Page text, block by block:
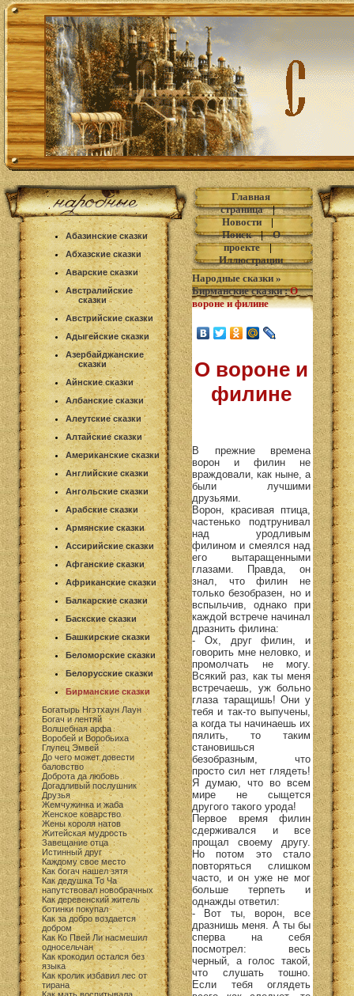
Абазинские сказки
Абхазские сказки
Аварские сказки
Австралийские
сказки
Австрийские сказки
Адыгейские сказки
Азербайджанские
сказки
Айнские сказки
Албанские сказки
Алеутские сказки
Алтайские сказки
Американские сказки
Английские сказки
Ангольские сказки
Арабские сказки
Армянские сказки
Ассирийские сказки
Афганские сказки
Африканские сказки
Балкарские сказки
Баскские сказки
Башкирские сказки
Беломорские сказки
Белорусские сказки
Бирманские сказки
Богатырь Нгэтхаун Лаун
Богач и лентяй
Волшебная арфа
Воробей и Воробьиха
Глупец Эмвей
До чего может довести
баловство
Доброта да любовь
Догадливый послушник
Друзья
Жемчужинка и жаба
Женское коварство
Жены короля натов
Житейская мудрость
Завещание отца
Истинный друг
Каждому свое место
Как богач нашел зятя
Как дедушка То Ча
напутствовал новобрачных
Как деревенский житель
ботинки покупал
Как за добро воздается
добром
Как Ко Пвей Ли насмешил
односельчан
Как крокодил остался без
языка
Как кролик избавил лес от
тирана
Главная
страница|
Новости|
Поиск|О
проекте|
Иллюстрации
Народные сказки »
Бирманские сказки: О
вороне и филине
О вороне и
филине
В прежние времена
ворон и филин не
враждовали, как ныне, а
были лучшими
друзьями.
Ворон, красивая птица,
частенько подтрунивал
над уродливым
филином и смеялся над
его вытаращенными
глазами. Правда, он
знал, что филин не
только безобразен, но и
вспыльчив, однако при
каждой встрече начинал
дразнить филина:
- Ох, друг филин, и
говорить мне неловко, и
промолчать не могу.
Всякий раз, как ты меня
встречаешь, уж больно
глаза таращишь! Они у
тебя и так-то выпучены,
а когда ты начинаешь их
пялить, то таким
становишься
безобразным, что
просто сил нет глядеть!
Я думаю, что во всем
мире не сыщется
другого такого урода!
Первое время филин
сдерживался и все
прощал своему другу.
Но потом это стало
повторяться слишком
часто, и он уже не мог
больше терпеть и
однажды ответил:
- Вот ты, ворон, все
дразнишь меня. А ты бы
сперва на себя
посмотрел: весь
черный, а голос такой,
что слушать тошно.
Если тебя оглядеть